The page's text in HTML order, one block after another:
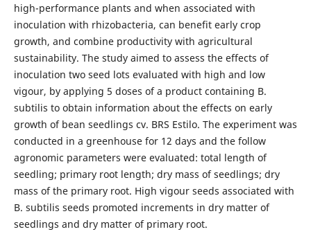
high-performance plants and when associated with
inoculation with rhizobacteria, can benefit early crop
growth, and combine productivity with agricultural
sustainability. The study aimed to assess the effects of
inoculation two seed lots evaluated with high and low
vigour, by applying 5 doses of a product containing B.
subtilis to obtain information about the effects on early
growth of bean seedlings cv. BRS Estilo. The experiment was
conducted in a greenhouse for 12 days and the follow
agronomic parameters were evaluated: total length of
seedling; primary root length; dry mass of seedlings; dry
mass of the primary root. High vigour seeds associated with
B. subtilis seeds promoted increments in dry matter of
seedlings and dry matter of primary root.